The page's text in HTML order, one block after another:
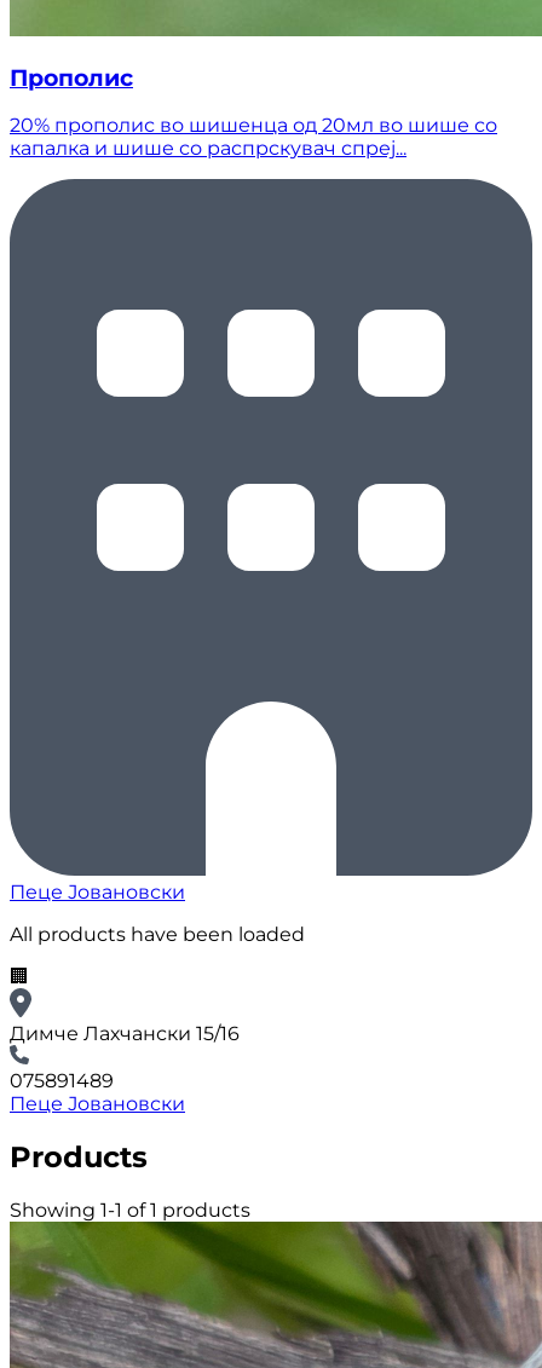
Прополис
20% прополис во шишенца од 20мл во шише со
капалка и шише со распрскувач спреј...
Пеце Јовановски
All products have been loaded
🏢
Димче Лахчански 15/16
075891489
Пеце Јовановски
Products
Showing 1-1 of 1 products